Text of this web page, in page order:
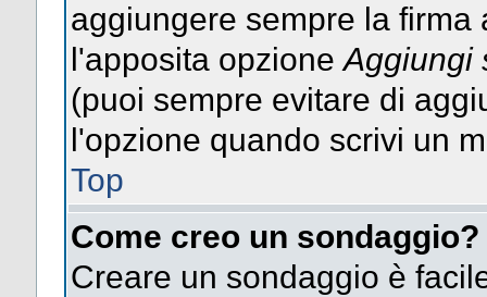
aggiungere sempre la
l'apposita opzioneAggiungi
(puoi sempre evitare di
l'opzione quando scrivi un
Top
Come creo un sondaggio?
Creare un sondaggio è